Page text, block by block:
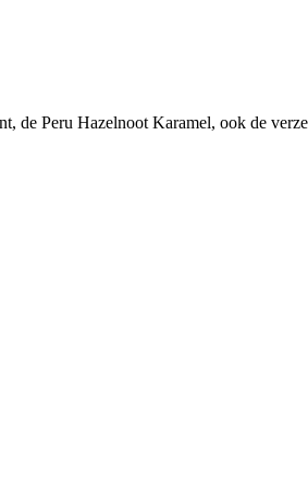
de Peru Hazelnoot Karamel, ook de